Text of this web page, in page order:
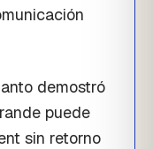
demostró
puede
sin retorno